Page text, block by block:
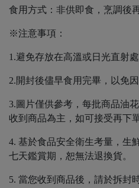
食用方式：非供即食，烹調後
※注意事項：
1.避免存放在高溫或日光直射處
2.開封後儘早食用完畢，以免
3.圖片僅供參考，每批商品油
收到商品為主，如可接受再下
4. 基於食品安全衛生考量，生
七天鑑賞期，恕無法退換貨。
5. 當您收到商品後，請於拆封